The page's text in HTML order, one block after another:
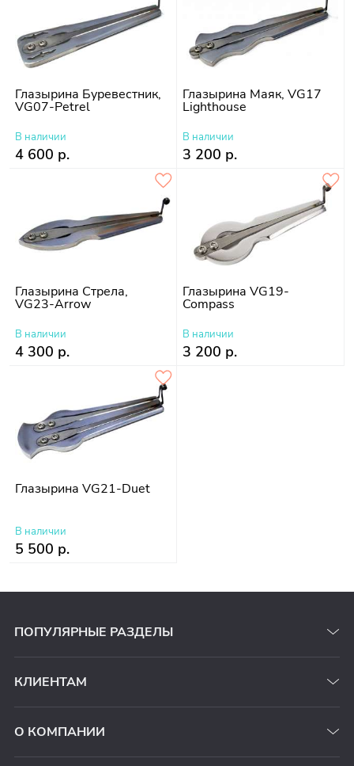
Глазырина Буревестник,
VG07-Petrel
В наличии
4 600 р.
Глазырина Маяк, VG17
Lighthouse
В наличии
3 200 р.
Глазырина Стрела,
VG23-Arrow
В наличии
4 300 р.
Глазырина VG19-
Compass
В наличии
3 200 р.
Глазырина VG21-Duet
В наличии
5 500 р.
ПОПУЛЯРНЫЕ РАЗДЕЛЫ
КЛИЕНТАМ
О КОМПАНИИ